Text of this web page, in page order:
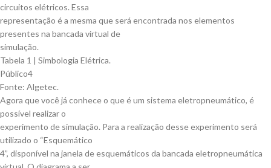
circuitos elétricos. Essa
representação é a mesma que será encontrada nos elementos
presentes na bancada virtual de
simulação.
Tabela 1 | Simbologia Elétrica.
Público4
Fonte: Algetec.
Agora que você já conhece o que é um sistema eletropneumático, é
possível realizar o
experimento de simulação. Para a realização desse experimento será
utilizado o “Esquemático
4”, disponível na janela de esquemáticos da bancada eletropneumática